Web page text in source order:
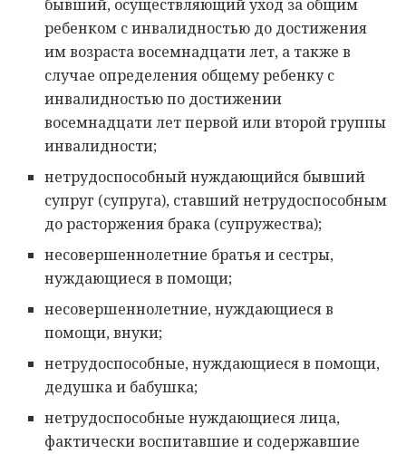
бывший, осуществляющий уход за общим
ребенком с инвалидностью до достижения
им возраста восемнадцати лет, а также в
случае определения общему ребенку с
инвалидностью по достижении
восемнадцати лет первой или второй группы
инвалидности;
нетрудоспособный нуждающийся бывший
супруг (супруга), ставший нетрудоспособным
до расторжения брака (супружества);
несовершеннолетние братья и сестры,
нуждающиеся в помощи;
несовершеннолетние, нуждающиеся в
помощи, внуки;
нетрудоспособные, нуждающиеся в помощи,
дедушка и бабушка;
нетрудоспособные нуждающиеся лица,
фактически воспитавшие и содержавшие